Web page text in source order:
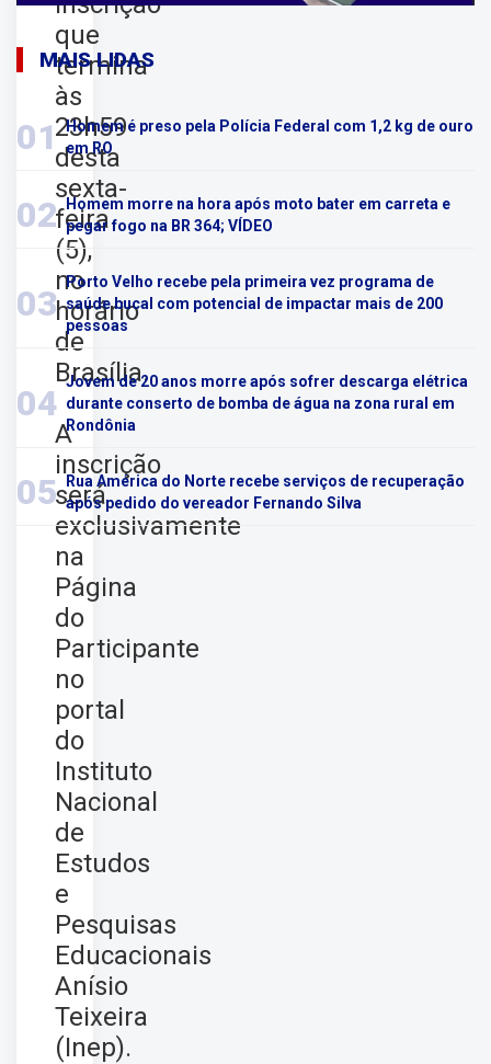
que
termina
às
23h59
desta
sexta-
feira
(5),
no
horário
de
Brasília.
A
inscrição
será
exclusivamente
na
Página
do
Participante
no
portal
do
Instituto
Nacional
de
Estudos
e
Pesquisas
Educacionais
Anísio
Teixeira
(Inep).
MAIS LIDAS
01 Homem é preso pela Polícia Federal com 1,2 kg de ouro
em RO
02
Homem morre na hora após moto bater em carreta e
pegar fogo na BR 364; VÍDEO
03
Porto Velho recebe pela primeira vez programa de
saúde bucal com potencial de impactar mais de 200
pessoas
04
Jovem de 20 anos morre após sofrer descarga elétrica
durante conserto de bomba de água na zona rural em
Rondônia
05
Rua América do Norte recebe serviços de recuperação
após pedido do vereador Fernando Silva